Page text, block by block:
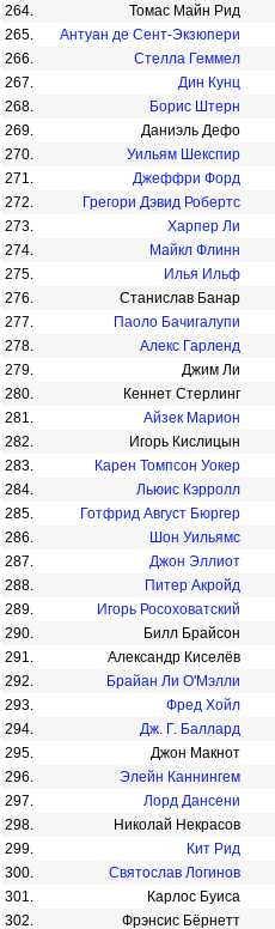
264.
Томас Майн Рид
265.
Антуан де Сент-Экзюпери
266.
Стелла Геммел
267.
Дин Кунц
268.
Борис Штерн
269.
Даниэль Дефо
270.
Уильям Шекспир
271.
Джеффри Форд
272.
Грегори Дэвид Робертс
273.
Харпер Ли
274.
Майкл Флинн
275.
Илья Ильф
276.
Станислав Банар
277.
Паоло Бачигалупи
278.
Алекс Гарленд
279.
Джим Ли
280.
Кеннет Стерлинг
281.
Айзек Марион
282.
Игорь Кислицын
283.
Карен Томпсон Уокер
284.
Льюис Кэрролл
285.
Готфрид Август Бюргер
286.
Шон Уильямс
287.
Джон Эллиот
288.
Питер Акройд
289.
Игорь Росоховатский
290.
Билл Брайсон
291.
Александр Киселёв
292.
Брайан Ли О'Мэлли
293.
Фред Хойл
294.
Дж. Г. Баллард
295.
Джон Макнот
296.
Элейн Каннингем
297.
Лорд Дансени
298.
Николай Некрасов
299.
Кит Рид
300.
Святослав Логинов
301.
Карлос Буиса
302.
Фрэнсис Бёрнетт